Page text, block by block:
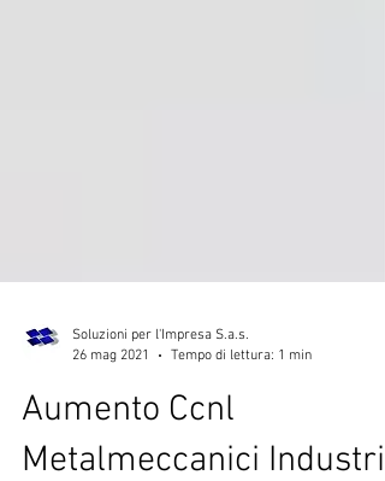
26 mag 2021
Tempo di lettura: 1 min
Aumento Ccnl